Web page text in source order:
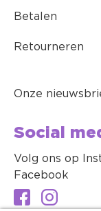
Betalen
Retourneren
Onze
Social
Volg ons op
Facebook